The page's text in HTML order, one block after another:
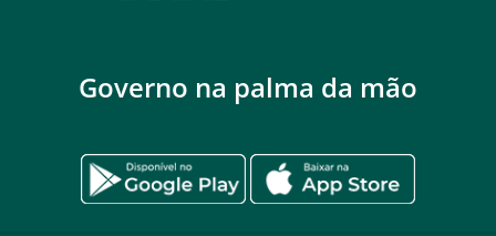
Governo na palma da mão